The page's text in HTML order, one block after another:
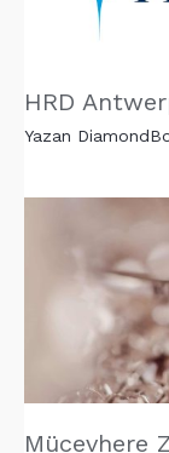
HRD
Yazan
Mücevhere